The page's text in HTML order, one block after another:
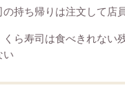
の持ち帰りは注文して店
くら寿司は食べきれない
い